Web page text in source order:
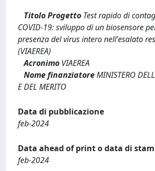
Titolo Progetto Test rapido di
COVID-19: sviluppo di un biosensore
presenza del virus intero nell'esalato
(VIAEREA)
Acronimo VIAEREA
Nome finanziatoreMINISTERO
E DEL MERITO
Data di pubblicazione
feb-2024
Data ahead of print o data di
feb-2024